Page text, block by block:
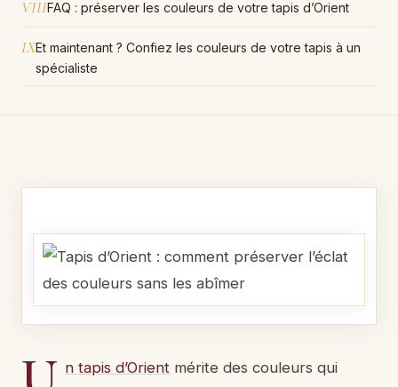
VIIIFAQ : préserver les couleurs de votre tapis d’Orient
IXEt maintenant ? Confiez les couleurs de votre tapis à un
spécialiste
n tapis d’Orient mérite des couleurs qui